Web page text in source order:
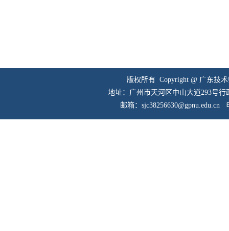
版权所有 Copyright @ 广东技
地址：广州市天河区中山大道293号行
邮箱：sjc38256630@gpnu.edu.cn电